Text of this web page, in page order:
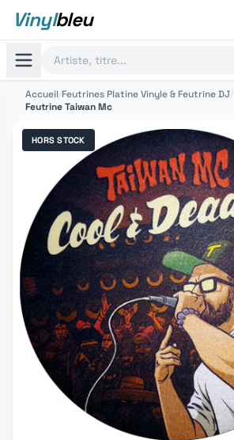
Vinylbleu
Accueil/Feutrines Platine Vinyle & Feutrine DJ/
Feutrine Taiwan Mc
HORS STOCK